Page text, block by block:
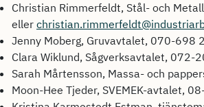
Christian Rimmerfeldt, Stål- och
eller
Jenny Moberg, Gruvavtalet, 070-698
Clara Wiklund, Sågverksavtalet, 072-
Sarah Mårtensson, Massa- och
Moon-Hee Tjeder, SVEMEK-avtalet,